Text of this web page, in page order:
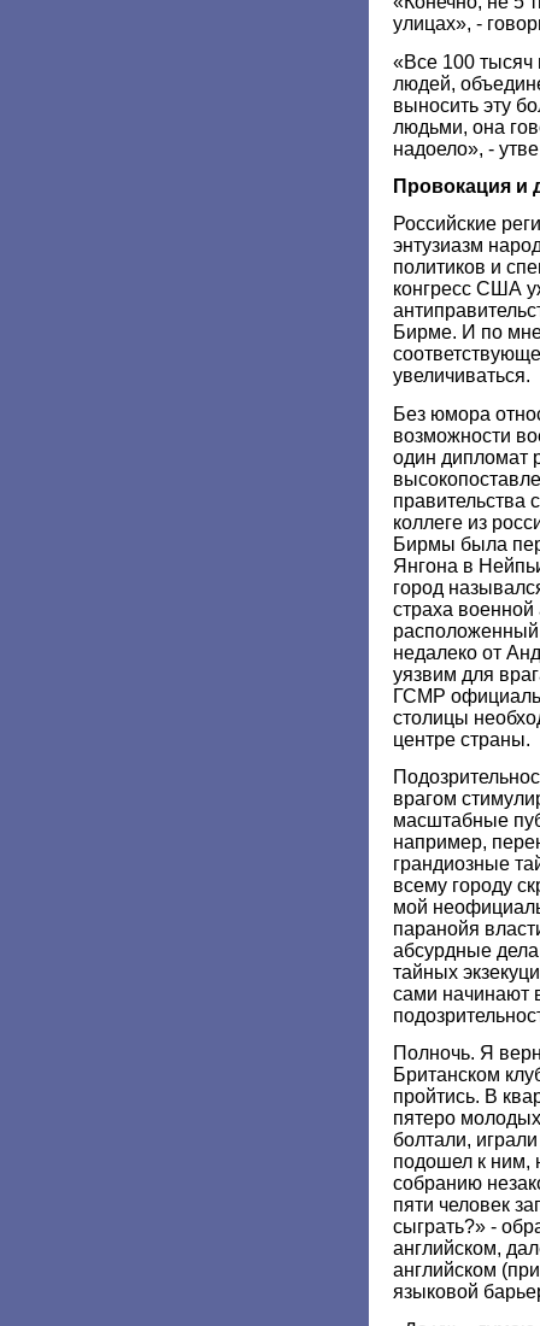
улицах», -
«Все 100
людей,
выносить эту
людьми, она
надоело», -
Провокация и
Российские
энтузиазм
политиков и
конгресс США
Бирме. И по
увеличиваться.
Без юмора
возможности
один дипломат
правительства
коллеге из
Бирмы была
Янгона в
город
страха
расположенный
недалеко от
уязвим для
ГСМР
столицы
центре страны.
врагом
масштабные
например,
грандиозные
всему городу
мой
паранойя
абсурдные
тайных
сами начинают
Полночь. Я
Британском
пройтись. В
пятеро
болтали,
подошел к ним,
собранию
пяти человек
сыграть?» -
английском,
английском
языковой